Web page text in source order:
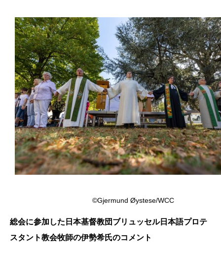
©Gjermund Øystese/WCC
総会に参加した日本基督教団ブリュッセル日本語プロテ
スタント教会牧師の伊勢希氏のコメント